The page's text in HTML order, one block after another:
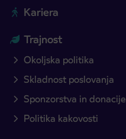
Kariera
Trajnost
Okoljska politika
Skladnost poslovanja
Sponzorstva in donacije
Politika kakovosti